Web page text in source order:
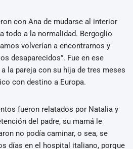
con Ana de mudarse al interior
todo a la normalidad. Bergoglio
volverían a encontrarnos y
desaparecidos”. Fue en ese
la pareja con su hija de tres meses
con destino a Europa.
fueron relatados por Natalia y
del padre, su mamá le
no podía caminar, o sea, se
días en el hospital italiano, porque